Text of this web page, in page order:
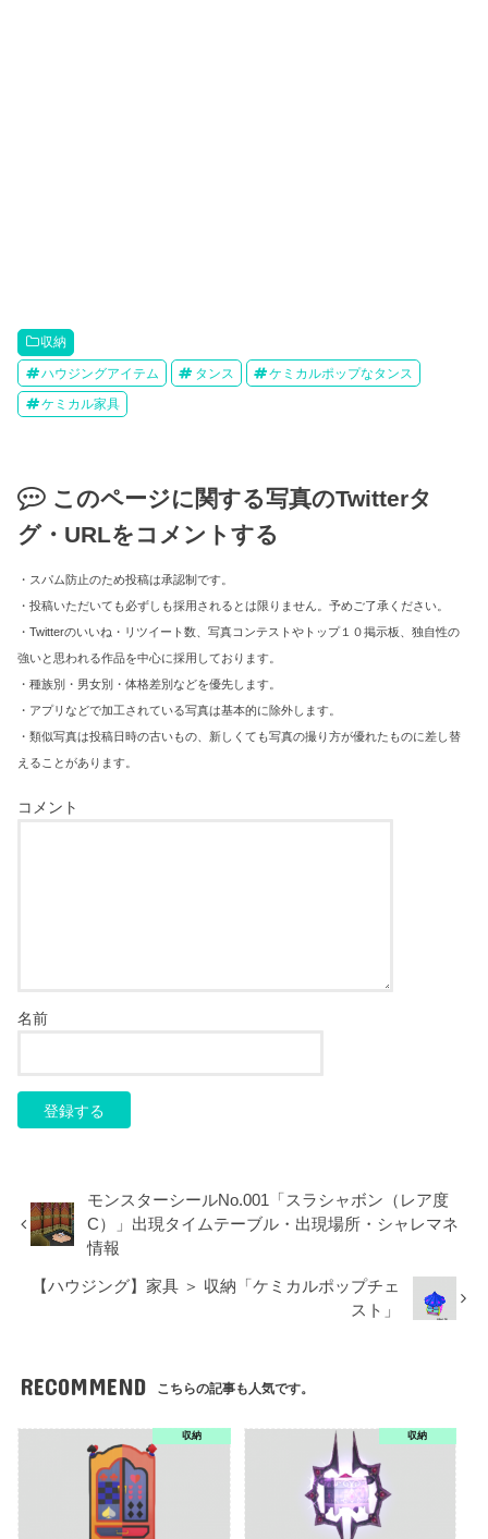
収納
ハウジングアイテム タンス ケミカルポップなタンス
ケミカル家具
このページに関する写真のTwitterタ
グ・URLをコメントする
・スパム防止のため投稿は承認制です。
・投稿いただいても必ずしも採用されるとは限りません。予めご了承ください。
・Twitterのいいね・リツイート数、写真コンテストやトップ１０掲示板、独自性の
強いと思われる作品を中心に採用しております。
・種族別・男女別・体格差別などを優先します。
・アプリなどで加工されている写真は基本的に除外します。
・類似写真は投稿日時の古いもの、新しくても写真の撮り方が優れたものに差し替
えることがあります。
コメント
名前
モンスターシールNo.001「スラシャボン（レア度
C）」出現タイムテーブル・出現場所・シャレマネ
情報
【ハウジング】家具 ＞ 収納「ケミカルポップチェ
スト」
RECOMMEND こちらの記事も人気です。
収納 収納